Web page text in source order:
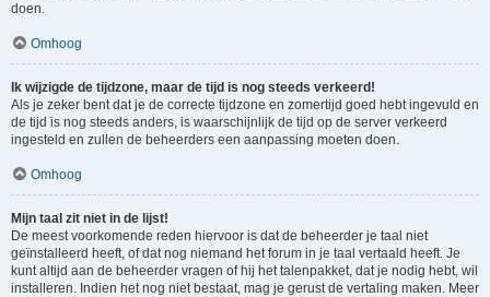
doen.
Omhoog
Ik wijzigde de tijdzone, maar de tijd is nog steeds verkeerd!
Als je zeker bent dat je de correcte tijdzone en zomertijd goed hebt ingevuld en
de tijd is nog steeds anders, is waarschijnlijk de tijd op de server verkeerd
ingesteld en zullen de beheerders een aanpassing moeten doen.
Omhoog
Mijn taal zit niet in de lijst!
De meest voorkomende reden hiervoor is dat de beheerder je taal niet
geïnstalleerd heeft, of dat nog niemand het forum in je taal vertaald heeft. Je
kunt altijd aan de beheerder vragen of hij het talenpakket, dat je nodig hebt, wil
installeren. Indien het nog niet bestaat, mag je gerust de vertaling maken. Meer